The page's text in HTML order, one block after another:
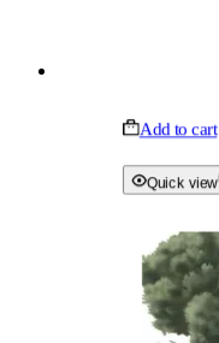
Add to cart
Quick view